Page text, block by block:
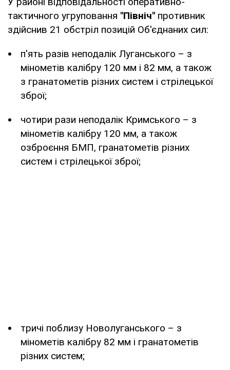
тактичного угруповання "Північ" противник
здійснив 21 обстріл позицій Об'єднаних сил:
п'ять разів неподалік Луганського – з
мінометів калібру 120 мм і 82 мм, а також
з гранатометів різних систем і стрілецької
зброї;
чотири рази неподалік Кримського – з
мінометів калібру 120 мм, а також
озброєння БМП, гранатометів різних
систем і стрілецької зброї;
тричі поблизу Новолуганського – з
мінометів калібру 82 мм і гранатометів
різних систем;